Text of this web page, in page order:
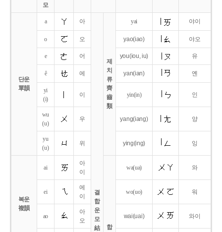
모
단운
單韻
a 아
결
합
운
모
結
제
치
류
齊
齒
類
yai 야이
o 오 yao(iao) 야오
e 어 you(iou,iu) 유
ê 에 yan(ian) 옌
yi
(i)
이 yin(in) 인
wu
(u)
우 yang(iang) 양
yu
(u)
위 ying(ing) 잉
복운
複韻
ai
아
이
합
wa(ua) 와
ei
에
이
wo(uo) 워
ao
아
오
wai(uai) 와이